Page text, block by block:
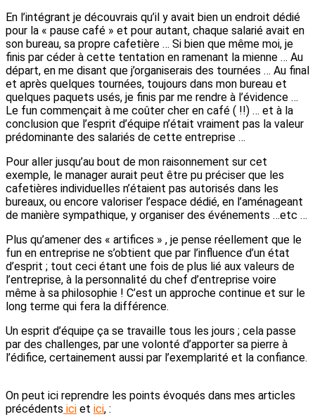
En l’intégrant je découvrais qu’il y avait bien un endroit dédié
pour la « pause café » et pour autant, chaque salarié avait en
son bureau, sa propre cafetière … Si bien que même moi, je
finis par céder à cette tentation en ramenant la mienne … Au
départ, en me disant que j’organiserais des tournées … Au final
et après quelques tournées, toujours dans mon bureau et
quelques paquets usés, je finis par me rendre à l’évidence …
Le fun commençait à me coûter cher en café ( !!) … et à la
conclusion que l’esprit d’équipe n’était vraiment pas la valeur
prédominante des salariés de cette entreprise …
Pour aller jusqu’au bout de mon raisonnement sur cet
exemple, le manager aurait peut être pu préciser que les
cafetières individuelles n’étaient pas autorisés dans les
bureaux, ou encore valoriser l’espace dédié, en l’aménageant
de manière sympathique, y organiser des événements …etc …
Plus qu’amener des « artifices » , je pense réellement que le
fun en entreprise ne s’obtient que par l’influence d’un état
d’esprit ; tout ceci étant une fois de plus lié aux valeurs de
l’entreprise, à la personnalité du chef d’entreprise voire
même à sa philosophie ! C’est un approche continue et sur le
long terme qui fera la différence.
Un esprit d’équipe ça se travaille tous les jours ; cela passe
par des challenges, par une volonté d’apporter sa pierre à
l’édifice, certainement aussi par l’exemplarité et la confiance.
On peut ici reprendre les points évoqués dans mes articles
précédents ici et ici, :